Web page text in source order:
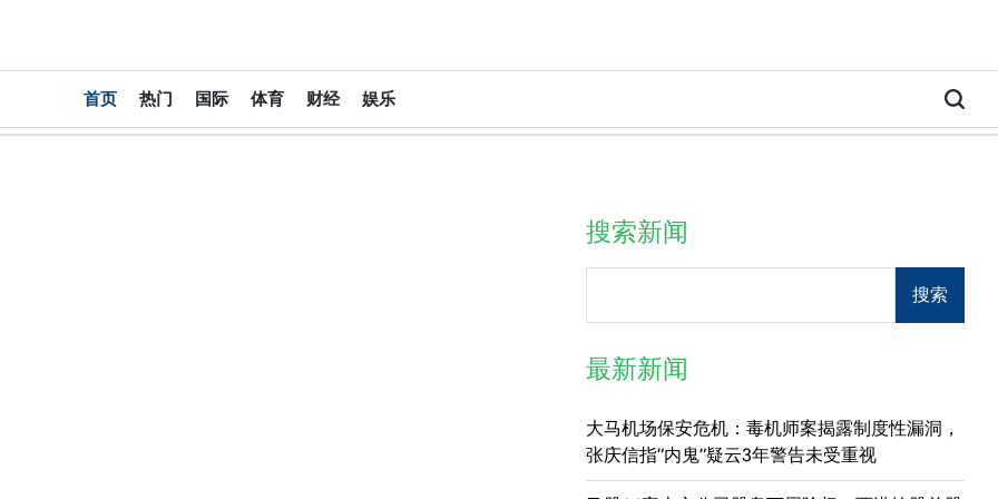
大
中
首页 热门 国际 体育 财经 娱乐
搜索新闻
搜索
最新新闻
大马机场保安危机：毒机师案揭露制度性漏洞，
张庆信指”内鬼”疑云3年警告未受重视